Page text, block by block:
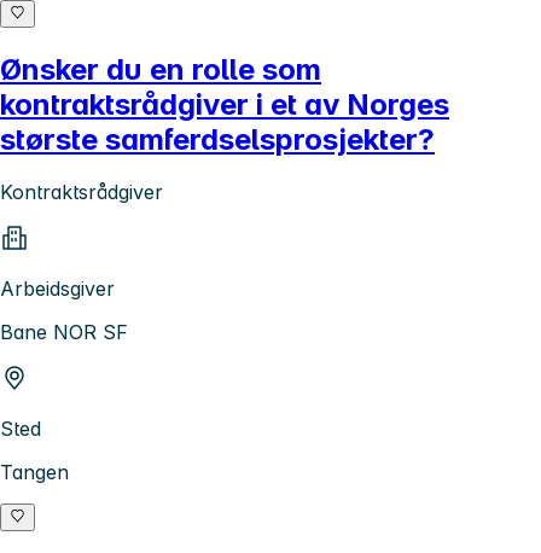
Ønsker du en rolle som
kontraktsrådgiver i et av Norges
største samferdselsprosjekter?
Kontraktsrådgiver
Arbeidsgiver
Bane NOR SF
Sted
Tangen